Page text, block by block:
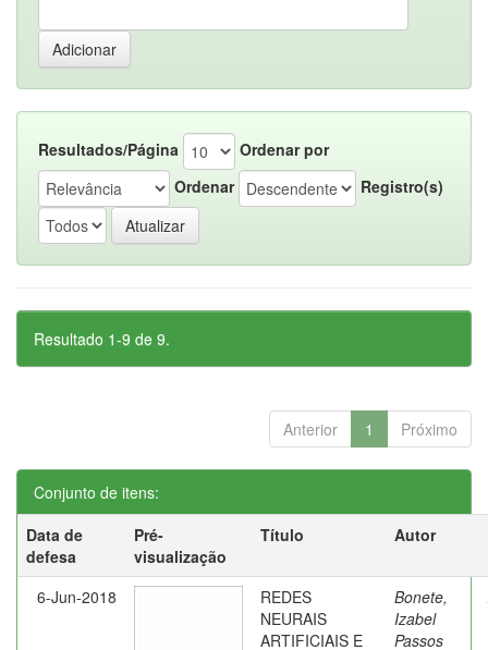
Resultados/Página
Ordenar por
Ordenar
Registro(s)
Resultado 1-9 de 9.
Anterior 1 Próximo
Conjunto de itens:
Data de
defesa
Pré-
visualização
Título Autor
6-Jun-2018
REDES
NEURAIS
ARTIFICIAIS E
Bonete,
Izabel
Passos